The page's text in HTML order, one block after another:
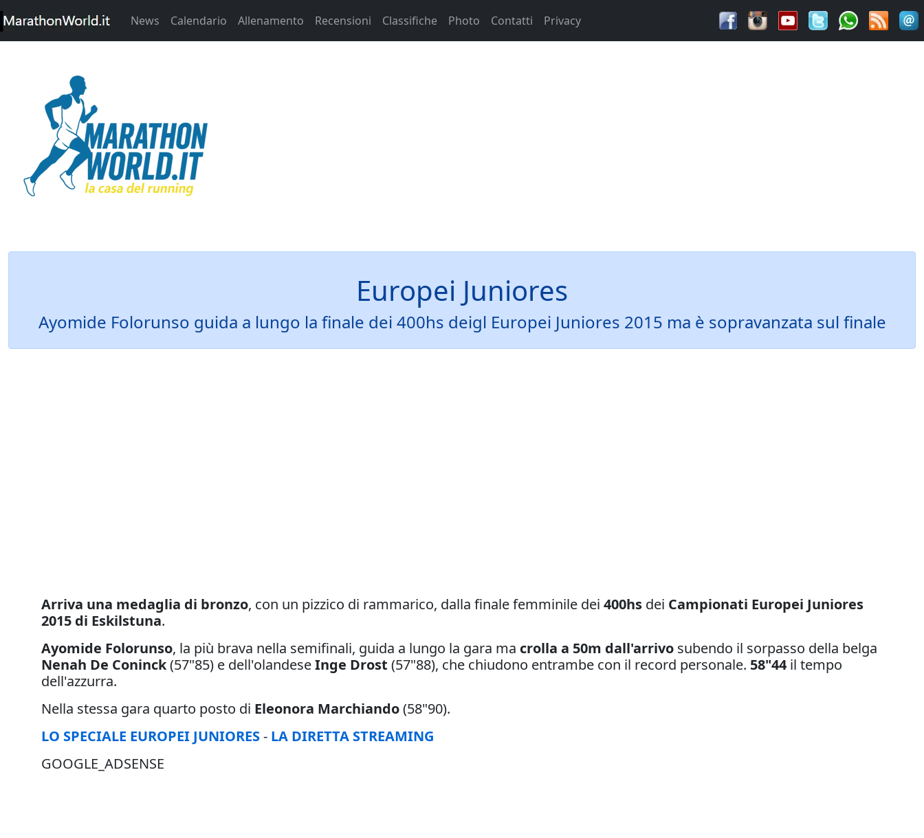
News Calendario Allenamento Recensioni Classifiche Photo Contatti Privacy
Europei Juniores
Ayomide Folorunso guida a lungo la finale dei 400hs deigl Europei Juniores 2015 ma è sopravanzata sul finale
Arriva una medaglia di bronzo, con un pizzico di rammarico, dalla finale femminile dei 400hs dei Campionati Europei Juniores
2015 di Eskilstuna.
Ayomide Folorunso, la più brava nella semifinali, guida a lungo la gara ma crolla a 50m dall'arrivo subendo il sorpasso della belga
Nenah De Coninck(57"85) e dell'olandeseInge Drost (57"88), che chiudono entrambe con il record personale. 58"44 il tempo
dell'azzurra.
Nella stessa gara quarto posto di Eleonora Marchiando(58"90).
LO SPECIALE EUROPEI JUNIORES- LA DIRETTA STREAMING
GOOGLE_ADSENSE